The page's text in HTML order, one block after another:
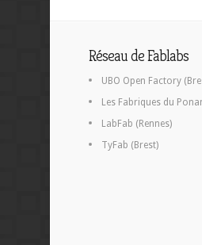
Réseau de Fablabs
UBO Open Factory
Les Fabriques du
LabFab (Rennes)
TyFab (Brest)